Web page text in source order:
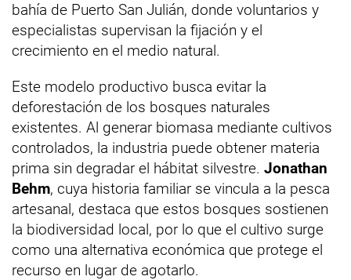
bahía de Puerto San Julián, donde voluntarios y
especialistas supervisan la fijación y el
crecimiento en el medio natural.
Este modelo productivo busca evitar la
deforestación de los bosques naturales
existentes. Al generar biomasa mediante cultivos
controlados, la industria puede obtener materia
prima sin degradar el hábitat silvestre. Jonathan
Behm, cuya historia familiar se vincula a la pesca
artesanal, destaca que estos bosques sostienen
la biodiversidad local, por lo que el cultivo surge
como una alternativa económica que protege el
recurso en lugar de agotarlo.